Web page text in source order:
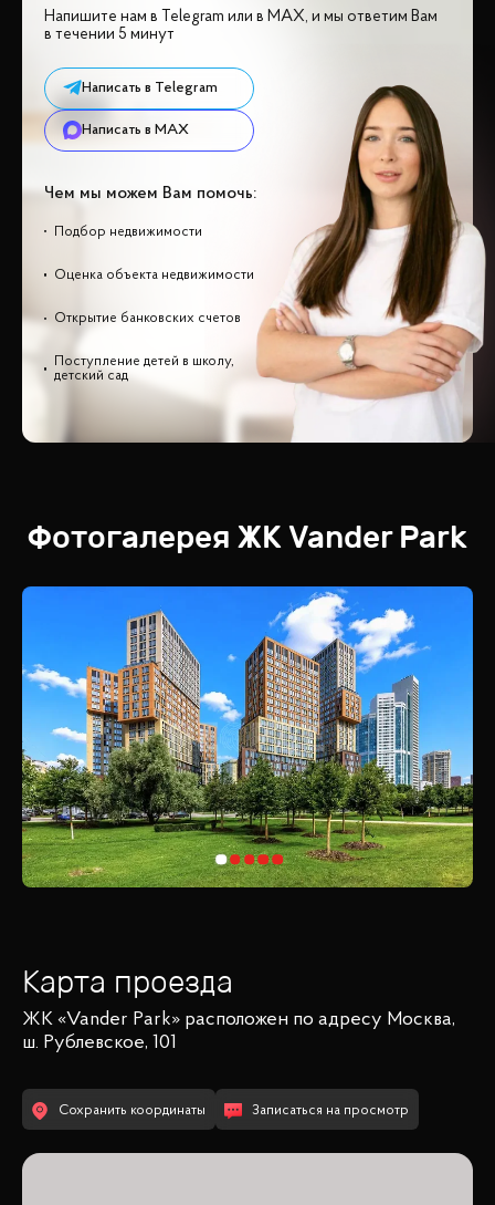
Напишите нам в Telegram или в MAX, и мы ответим Вам
в течении 5 минут
Написать в Telegram
Написать в MAX
Чем мы можем Вам помочь:
Подбор недвижимости
Оценка объекта недвижимости
Открытие банковских счетов
Поступление детей в школу,
детский сад
Фотогалерея ЖК Vander Park
Карта проезда
ЖК «Vander Park» расположен по адресу Москва,
ш. Рублевское, 101
Сохранить координаты Записаться на просмотр